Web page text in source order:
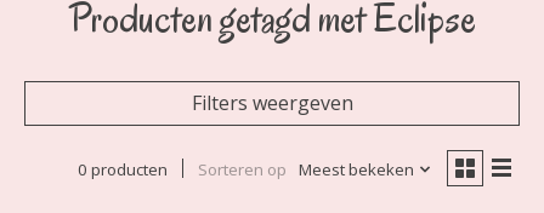
Producten getagd met Eclipse
Filters weergeven
0 producten Sorteren op Meest bekeken